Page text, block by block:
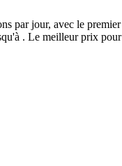
par jour, avec le
. Le meilleur prix